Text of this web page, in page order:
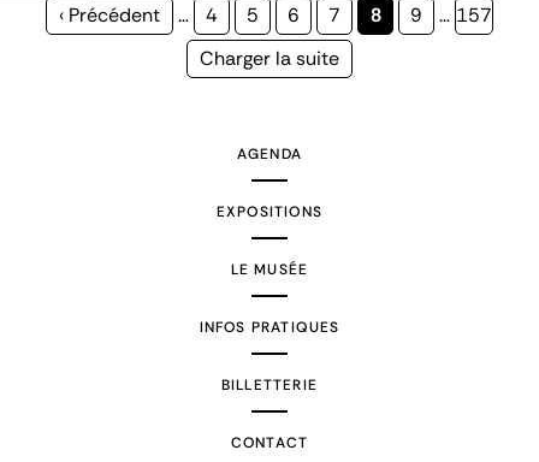
Page
‹ Précédent … Page
4 Page
5 Page
6 Page
7
Page
8 Page
9 … Page
157
Page
Charger la suite
AGENDA
EXPOSITIONS
LE MUSÉE
INFOS PRATIQUES
BILLETTERIE
CONTACT